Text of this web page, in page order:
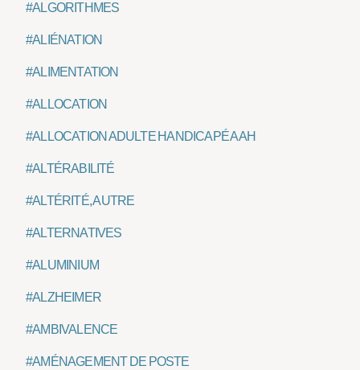
#ALGORITHMES
#ALIÉNATION
#ALIMENTATION
#ALLOCATION
#ALLOCATION ADULTE HANDICAPÉ AAH
#ALTÉRABILITÉ
#ALTÉRITÉ, AUTRE
#ALTERNATIVES
#ALUMINIUM
#ALZHEIMER
#AMBIVALENCE
#AMÉNAGEMENT DE POSTE